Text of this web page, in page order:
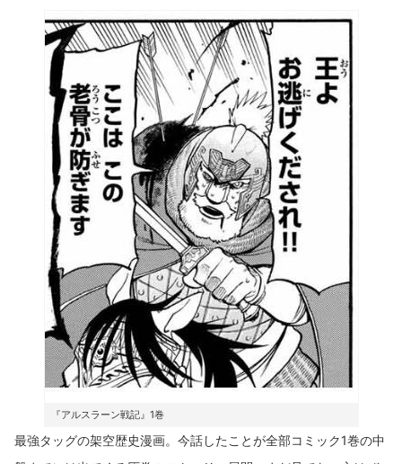
『アルスラーン戦記』1巻
最強タッグの架空歴史漫画。今話したことが全部コミック1巻の中